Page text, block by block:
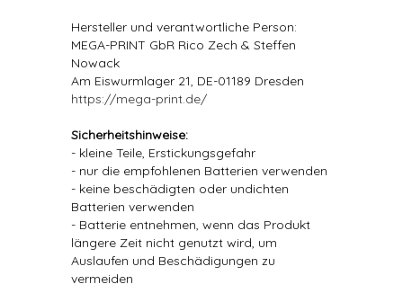
Hersteller und verantwortliche Person:
MEGA-PRINT GbR Rico Zech & Steffen
Nowack
Am Eiswurmlager 21, DE-01189 Dresden
https://mega-print.de/
Sicherheitshinweise:
- kleine Teile, Erstickungsgefahr
- nur die empfohlenen Batterien verwenden
- keine beschädigten oder undichten
Batterien verwenden
- Batterie entnehmen, wenn das Produkt
längere Zeit nicht genutzt wird, um
Auslaufen und Beschädigungen zu
vermeiden